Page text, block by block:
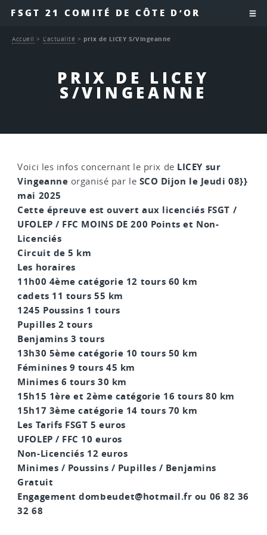
FSGT 21 COMITÉ DE CÔTE D’OR
PRIX DE LICEY
S/VINGEANNE
Accueil > L’actualité >prix de LICEY S/Vingeanne
Voici les infos concernant le prix de LICEY sur
Vingeanne organisé par le SCO Dijon le Jeudi 08}}
mai 2025
Cette épreuve est ouvert aux licenciés FSGT /
UFOLEP / FFC MOINS DE 200 Points et Non-
Licenciés
Circuit de 5 km
Les horaires
11h00 4ème catégorie 12 tours 60 km
cadets 11 tours 55 km
1245 Poussins 1 tours
Pupilles 2 tours
Benjamins 3 tours
13h30 5ème catégorie 10 tours 50 km
Féminines 9 tours 45 km
Minimes 6 tours 30 km
15h15 1ère et 2ème catégorie 16 tours 80 km
15h17 3ème catégorie 14 tours 70 km
Les Tarifs FSGT 5 euros
UFOLEP / FFC 10 euros
Non-Licenciés 12 euros
Minimes / Poussins / Pupilles / Benjamins
Gratuit
Engagement dombeudet@hotmail.fr ou 06 82 36
32 68